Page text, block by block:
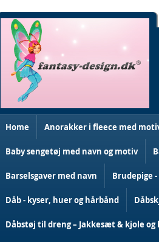
Skip
Content
Home Anorakker i fleece med
Baby sengetøj med navn og motiv
Barselsgaver med navn Brudepige
Dåb - kyser, huer og hårbånd
Dåbstøj til dreng – Jakkesæt & kjole og